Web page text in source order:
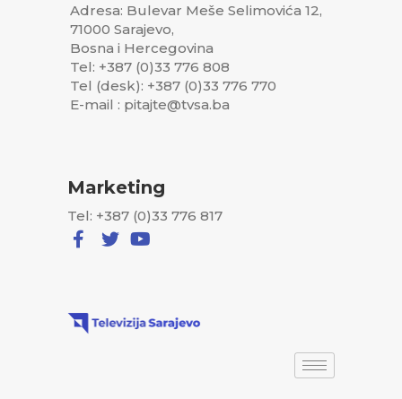
Adresa: Bulevar Meše Selimovića 12,
71000 Sarajevo,
Bosna i Hercegovina
Tel: +387 (0)33 776 808
Tel (desk): +387 (0)33 776 770
E-mail : pitajte@tvsa.ba
Marketing
Tel: +387 (0)33 776 817